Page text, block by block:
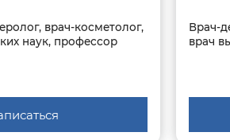
врач-косметолог,
наук, профессор
Врач-
врач